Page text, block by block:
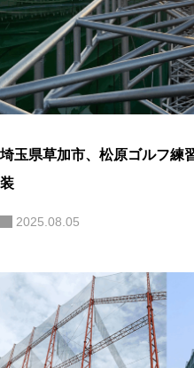
埼玉県草加市、松原ゴルフ
装
2025.08.05